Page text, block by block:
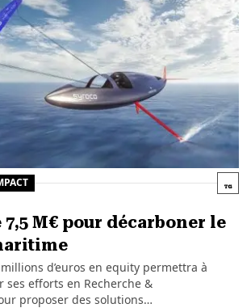
M€ pour décarboner le
d’euros en equity permettra à
ses efforts en Recherche &
proposer des solutions…